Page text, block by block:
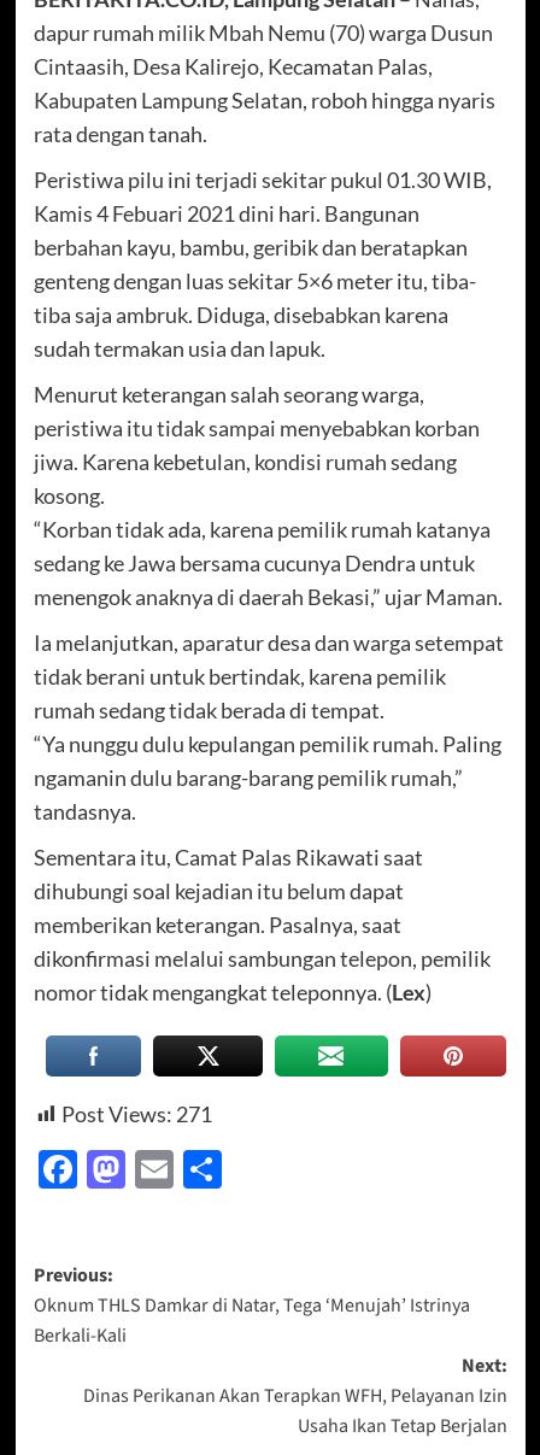
dapur rumah milik Mbah Nemu (70) warga Dusun
Cintaasih, Desa Kalirejo, Kecamatan Palas,
Kabupaten Lampung Selatan, roboh hingga nyaris
rata dengan tanah.
Peristiwa pilu ini terjadi sekitar pukul 01.30 WIB,
Kamis 4 Febuari 2021 dini hari. Bangunan
berbahan kayu, bambu, geribik dan beratapkan
genteng dengan luas sekitar 5×6 meter itu, tiba-
tiba saja ambruk. Diduga, disebabkan karena
sudah termakan usia dan lapuk.
Menurut keterangan salah seorang warga,
peristiwa itu tidak sampai menyebabkan korban
jiwa. Karena kebetulan, kondisi rumah sedang
kosong.
“Korban tidak ada, karena pemilik rumah katanya
sedang ke Jawa bersama cucunya Dendra untuk
menengok anaknya di daerah Bekasi,” ujar Maman.
Ia melanjutkan, aparatur desa dan warga setempat
tidak berani untuk bertindak, karena pemilik
rumah sedang tidak berada di tempat.
“Ya nunggu dulu kepulangan pemilik rumah. Paling
ngamanin dulu barang-barang pemilik rumah,”
tandasnya.
Sementara itu, Camat Palas Rikawati saat
dihubungi soal kejadian itu belum dapat
memberikan keterangan. Pasalnya, saat
dikonfirmasi melalui sambungan telepon, pemilik
nomor tidak mengangkat teleponnya. (Lex)
Post Views: 271
Facebook
Mastodon
EmailShare
Post
navigation
Previous:
Oknum THLS Damkar di Natar, Tega ‘Menujah’ Istrinya
Berkali-Kali
Next:
Dinas Perikanan Akan Terapkan WFH, Pelayanan Izin
Usaha Ikan Tetap Berjalan